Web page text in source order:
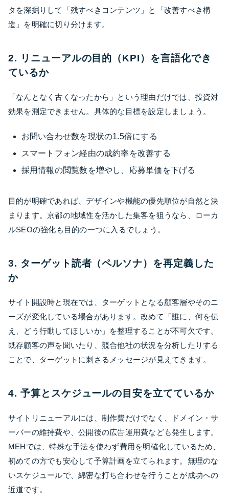
タを深掘りして「残すべきコンテンツ」と「改善すべき構
造」を明確に切り分けます。
2. リニューアルの目的（KPI）を言語化でき
ているか
「なんとなく古くなったから」という理由だけでは、投資対
効果を測定できません。具体的な目標を設定しましょう。
お問い合わせ数を現状の1.5倍にする
スマートフォン経由の成約率を改善する
採用情報の閲覧数を増やし、応募単価を下げる
目的が明確であれば、デザインや機能の優先順位が自然と決
まります。京都の地域性を活かした集客を狙うなら、ローカ
ルSEOの強化も目的の一つに入るでしょう。
3. ターゲット読者（ペルソナ）を再定義した
か
サイト開設時と現在では、ターゲットとなる顧客層やそのニ
ーズが変化している場合があります。改めて「誰に、何を伝
え、どう行動してほしいか」を整理することが不可欠です。
既存顧客の声を聞いたり、競合他社の状況を分析したりする
ことで、ターゲットに刺さるメッセージが見えてきます。
4. 予算とスケジュールの目安を立てているか
サイトリニューアルには、制作費だけでなく、ドメイン・サ
ーバーの維持費や、公開後の広告運用費なども発生します。
MEHでは、特殊な手法を使わず費用を明確化しているため、
初めての方でも安心して予算計画を立てられます。無理のな
いスケジュールで、綿密な打ち合わせを行うことが成功への
近道です。